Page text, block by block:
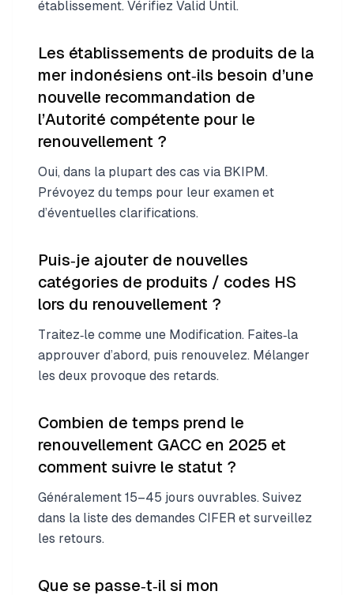
établissement. Vérifiez Valid Until.
Les établissements de produits de la
mer indonésiens ont‑ils besoin d’une
nouvelle recommandation de
l’Autorité compétente pour le
renouvellement ?
Oui, dans la plupart des cas via BKIPM.
Prévoyez du temps pour leur examen et
d’éventuelles clarifications.
Puis‑je ajouter de nouvelles
catégories de produits / codes HS
lors du renouvellement ?
Traitez‑le comme une Modification. Faites‑la
approuver d’abord, puis renouvelez. Mélanger
les deux provoque des retards.
Combien de temps prend le
renouvellement GACC en 2025 et
comment suivre le statut ?
Généralement 15–45 jours ouvrables. Suivez
dans la liste des demandes CIFER et surveillez
les retours.
Que se passe‑t‑il si mon